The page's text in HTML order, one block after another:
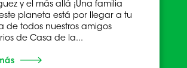
y el más allá ¡Una familia
planeta está por llegar a tu
de todos nuestros amigos
de Casa de la...